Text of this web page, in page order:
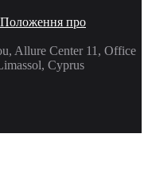
Положення про
Allure Center 11, Office
Cyprus